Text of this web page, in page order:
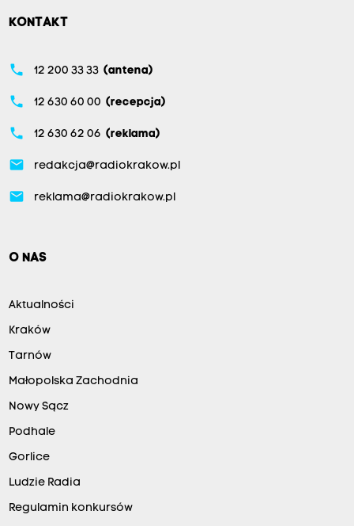
KONTAKT
phone 12 200 33 33 (antena)
phone 12 630 60 00 (recepcja)
phone 12 630 62 06 (reklama)
email redakcja@radiokrakow.pl
email reklama@radiokrakow.pl
O NAS
Aktualności
Kraków
Tarnów
Małopolska Zachodnia
Nowy Sącz
Podhale
Gorlice
Ludzie Radia
Regulamin konkursów